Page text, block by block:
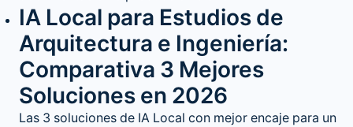
IA Local para Estudios de
Arquitectura e Ingeniería:
Comparativa 3 Mejores
Soluciones en 2026
Las 3 soluciones de IA Local con mejor encaje para un